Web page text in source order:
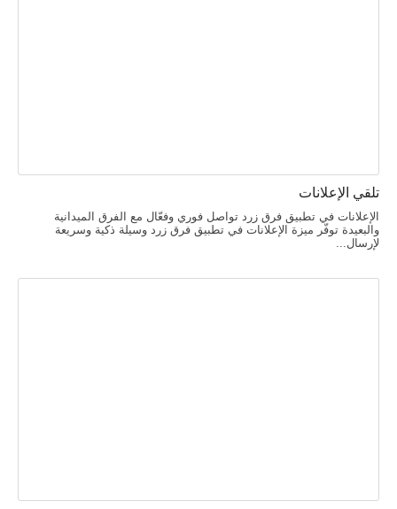
تلقي الإعلانات
الإعلانات في تطبيق فرق زرد تواصل فوري وفعّال مع الفرق الميدانية
والبعيدة توفّر ميزة الإعلانات في تطبيق فرق زرد وسيلة ذكية وسريعة
لإرسال...